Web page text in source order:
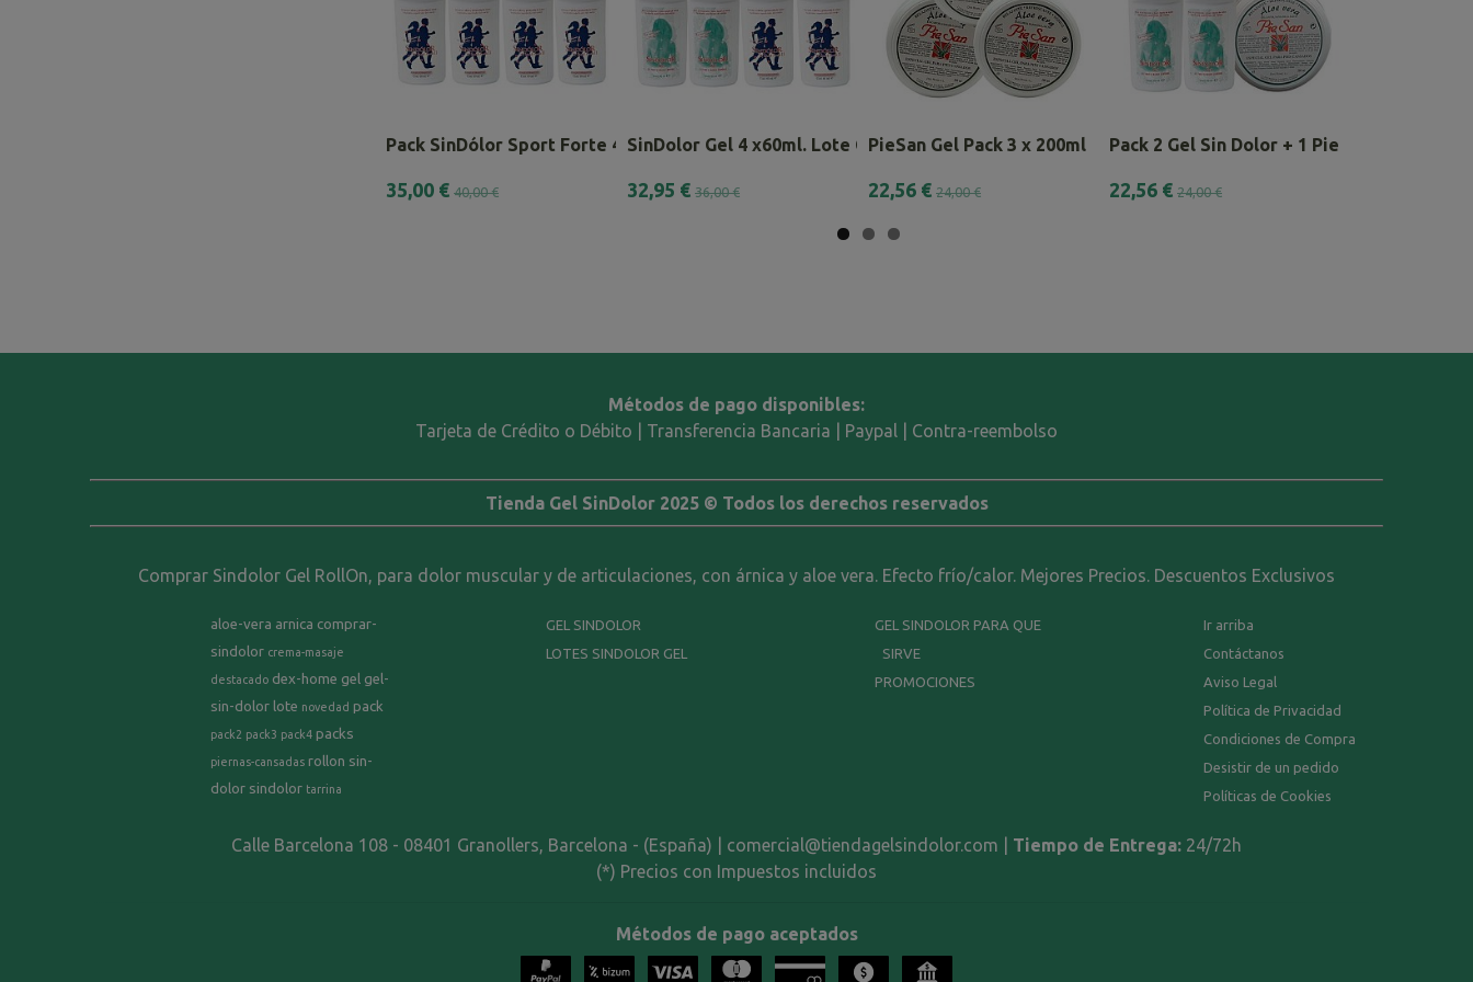
Pack SinDólor Sport Forte 4 x 60ml.
35,00 € 40,00 €
SinDolor Gel 4 x60ml. Lote Combinado
32,95 € 36,00 €
PieSan Gel Pack 3 x 200ml
22,56 € 24,00 €
Pack 2 Gel Sin Dolor + 1 Pie San...
22,56 € 24,00 €
Métodos de pago disponibles:
Tarjeta de Crédito o Débito | Transferencia Bancaria | Paypal | Contra-reembolso
Tienda Gel SinDolor 2025 © Todos los derechos reservados
Comprar Sindolor Gel RollOn, para dolor muscular y de articulaciones, con árnica y aloe vera. Efecto frío/calor. Mejores Precios. Descuentos Exclusivos
aloe-vera arnica comprar-
sindolor crema-masaje
destacado dex-home gel gel-
sin-dolor lote novedad pack
pack2 pack3 pack4 packs
piernas-cansadas rollon sin-
dolor sindolor tarrina
GEL SINDOLOR
LOTES SINDOLOR GEL
GEL SINDOLOR PARA QUE
SIRVE
PROMOCIONES
Ir arriba
Contáctanos
Aviso Legal
Política de Privacidad
Condiciones de Compra
Desistir de un pedido
Políticas de Cookies
Calle Barcelona 108 - 08401 Granollers, Barcelona - (España) | comercial@tiendagelsindolor.com | Tiempo de Entrega: 24/72h
(*) Precios con Impuestos incluidos
Métodos de pago aceptados